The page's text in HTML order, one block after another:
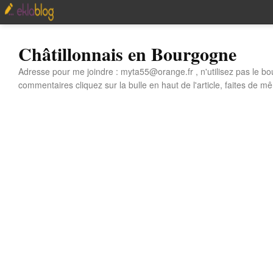
Châtillonnais en Bourgogne
Adresse pour me joindre : myta55@orange.fr , n'utilisez pas le
commentaires cliquez sur la bulle en haut de l'article, faites de